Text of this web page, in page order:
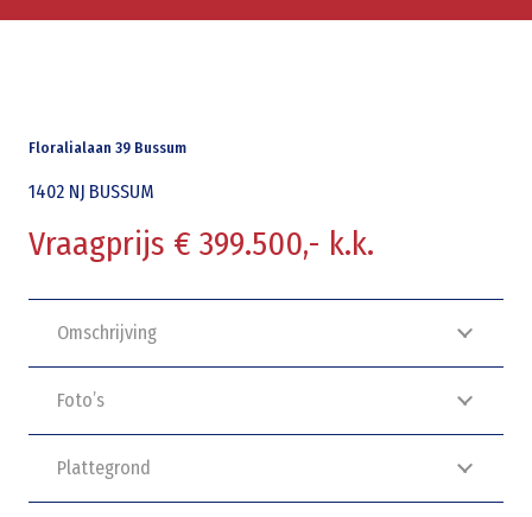
Floralialaan 39 Bussum
1402 NJ BUSSUM
Vraagprijs € 399.500,- k.k.
Omschrijving
Foto’s
Plattegrond